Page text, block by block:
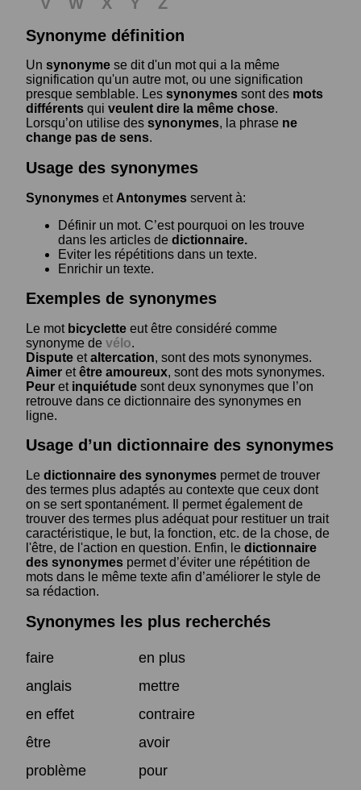
Synonyme définition
Un synonyme se dit d'un mot qui a la même
signification qu'un autre mot, ou une signification
presque semblable. Les synonymes sont des mots
différents qui veulent dire la même chose.
Lorsqu’on utilise des synonymes, la phrase ne
change pas de sens.
Usage des synonymes
Synonymes et Antonymes servent à:
Définir un mot. C’est pourquoi on les trouve
dans les articles de dictionnaire.
Eviter les répétitions dans un texte.
Enrichir un texte.
Exemples de synonymes
Le mot bicyclette eut être considéré comme
synonyme de vélo.
Dispute etaltercation, sont des mots synonymes.
Aimer etêtre amoureux, sont des mots synonymes.
Peur et inquiétude sont deux synonymes que l’on
retrouve dans ce dictionnaire des synonymes en
ligne.
Usage d’un dictionnaire des synonymes
Le dictionnaire des synonymes permet de trouver
des termes plus adaptés au contexte que ceux dont
on se sert spontanément. Il permet également de
trouver des termes plus adéquat pour restituer un trait
caractéristique, le but, la fonction, etc. de la chose, de
l'être, de l'action en question. Enfin, le dictionnaire
des synonymes permet d’éviter une répétition de
mots dans le même texte afin d’améliorer le style de
sa rédaction.
Synonymes les plus recherchés
faire
en plus
anglais
mettre
en effet
contraire
être
avoir
problème
pour